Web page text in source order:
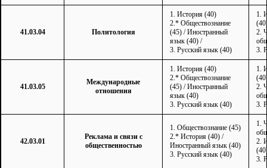
41.03.04 Политология
1. История (40)
2.* Обществознание
(45) / Иностранный
язык (40) /
3. Русский язык (40)
1.
2.
3.
41.03.05
Международные
отношения
1. История (40)
2.* Обществознание
(45) / Иностранный
язык (40)
3. Русский язык (40)
1.
2.
3.
42.03.01
Реклама и связи с
общественностью
1. Обществознание (45)
2.* История (40) /
Иностранный язык (40)
3. Русский язык (40)
1.
2.
3.